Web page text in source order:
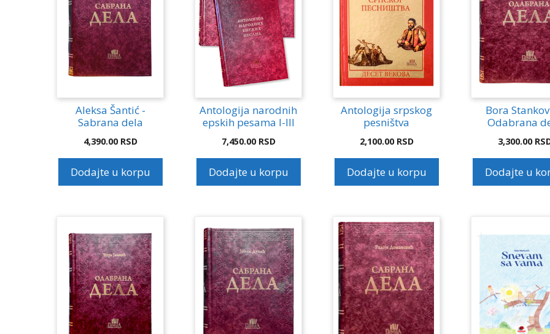
Aleksa Šantić -
Sabrana dela
4,390.00 RSD
Dodajte u korpu
Antologija narodnih
epskih pesama I-III
7,450.00 RSD
Dodajte u korpu
Antologija srpskog
pesništva
2,100.00 RSD
Dodajte u korpu
Bora
Odabrana
3,300.00
Dodajte u